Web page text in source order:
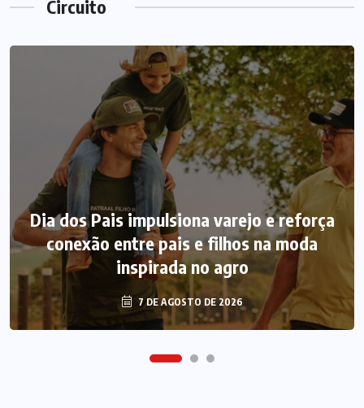
Circuito
Dia dos Pais impulsiona varejo e reforça
conexão entre pais e filhos na moda
inspirada no agro
7 DE AGOSTO DE 2026